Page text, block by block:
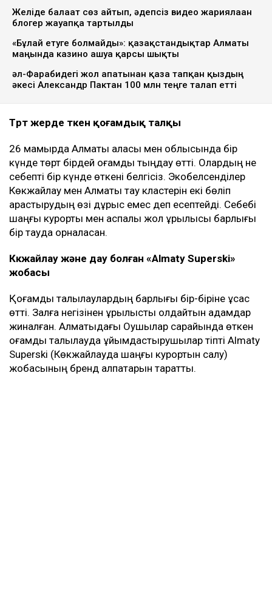
Желіде балағат сөз айтып, әдепсіз видео жариялаған
блогер жауапқа тартылды
«Бұлай етуге болмайды»: қазақстандықтар Алматы
маңында казино ашуға қарсы шықты
әл-Фарабидегі жол апатынан қаза тапқан қыздың
әкесі Александр Пактан 100 млн теңге талап етті
Төрт жерде өткен қоғамдық талқы
26 мамырда Алматы қаласы мен облысында бір
күнде төрт бірдей қоғамдық тыңдау өтті. Олардың не
себепті бір күнде өткені белгісіз. Экобелсенділер
Көкжайлау мен Алматы тау кластерін екі бөліп
қарастырудың өзі дұрыс емес деп есептейді. Себебі
шаңғы курорты мен аспалы жол құрылысы барлығы
бір тауда орналасқан.
Көкжайлау және дау болған «Almaty Superski»
жобасы
Қоғамдық талқылаулардың барлығы бір-біріне ұқсас
өтті. Залға негізінен құрылысты қолдайтын адамдар
жиналған. Алматыдағы Оқушылар сарайында өткен
қоғамдық талқылауда ұйымдастырушылар тіпті Almaty
Superski (Көкжайлауда шаңғы курортын салу)
жобасының бренд қалпақтарын таратты.